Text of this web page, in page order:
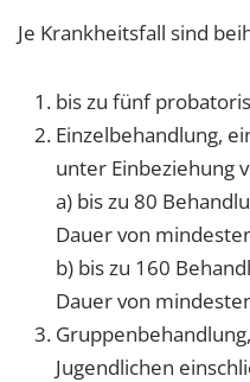
Je Krankheitsfall sind
bis zu fünf
Einzelbehandlung,
unter Einbeziehung
a) bis zu 80
Dauer von
b) bis zu 160
Dauer von
Jugendlichen